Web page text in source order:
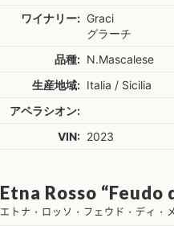
ワイナリー: Graci
グラーチ
品種: N.Mascalese
生産地域: Italia / Sicilia
アペラシオン:
VIN: 2023
Etna Rosso “Feudo
エトナ・ロッソ・フェウド・ディ・